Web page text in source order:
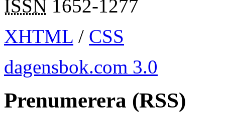
ISSN 1652-1277
XHTML / CSS
dagensbok.com 3.0
Prenumerera (RSS)